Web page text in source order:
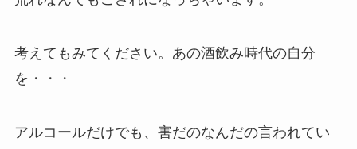
考えてもみてください。あの酒飲み時代の自分
を・・・
アルコールだけでも、害だのなんだの言われてい